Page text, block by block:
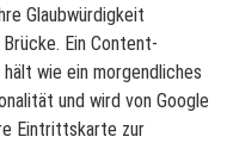
Glaubwürdigkeit
Ein Content-
wie ein morgendliches
und wird von Google
Eintrittskarte zur